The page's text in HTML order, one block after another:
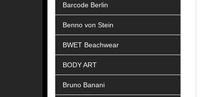
Barcode Berlin
Benno von Stein
BWET Beachwear
BODY ART
Bruno Banani